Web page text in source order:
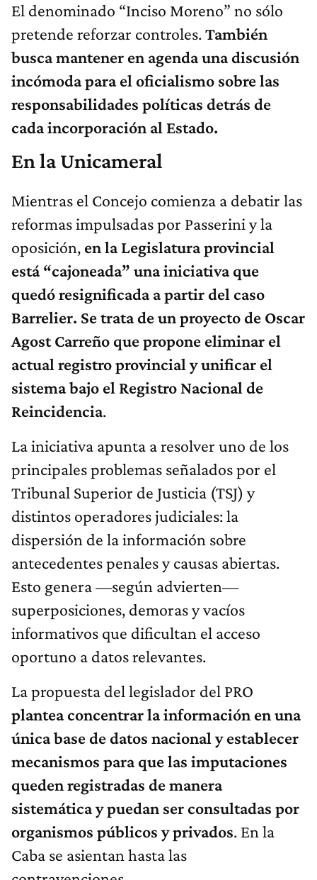
El denominado “Inciso Moreno” no sólo
pretende reforzar controles.También
busca mantener en agenda una discusión
incómoda para el oficialismo sobre las
responsabilidades políticas detrás de
cada incorporación al Estado.
En la Unicameral
Mientras el Concejo comienza a debatir las
reformas impulsadas por Passerini y la
oposición, en la Legislatura provincial
está “cajoneada” una iniciativa que
quedó resignificada a partir del caso
Barrelier. Se trata de un proyecto de Oscar
Agost Carreño que propone eliminar el
actual registro provincial y unificar el
sistema bajo el Registro Nacional de
Reincidencia.
La iniciativa apunta a resolver uno de los
principales problemas señalados por el
Tribunal Superior de Justicia (TSJ) y
distintos operadores judiciales: la
dispersión de la información sobre
antecedentes penales y causas abiertas.
Esto genera —según advierten—
superposiciones, demoras y vacíos
informativos que dificultan el acceso
oportuno a datos relevantes.
La propuesta del legislador del PRO
plantea concentrar la información en una
única base de datos nacional y establecer
mecanismos para que las imputaciones
queden registradas de manera
sistemática y puedan ser consultadas por
organismos públicos y privados. En la
Caba se asientan hasta las